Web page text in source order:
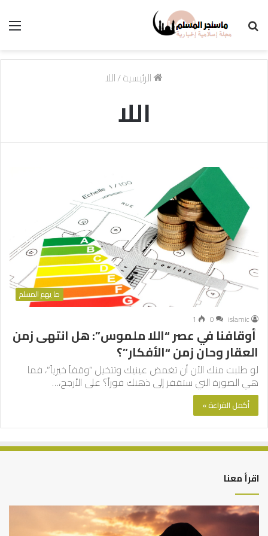
الرئيسية/اللا
اللا
ما يهم المسلم
islamic
0
1
أوقافنا في عصر “اللا ملموس”: هل انتهى زمن
العقار وحان زمن “الأفكار”؟
لو طلبت منك الآن أن تغمض عينيك وتتخيل “وقفاً خيرياً”، فما
هي الصورة التي ستقفز إلى ذهنك فوراً؟ على الأرجح،…
أكمل القراءة »
اقرأ معنا
أهم